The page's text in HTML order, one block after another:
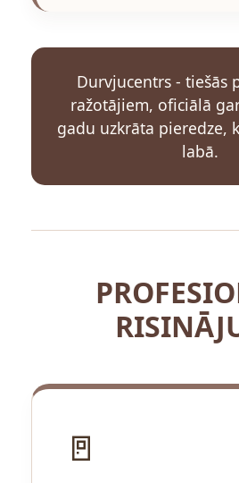
Durvjucentrs - tiešās
ražotājiem, oficiālā
gadu uzkrāta pieredze,
labā.
🚪